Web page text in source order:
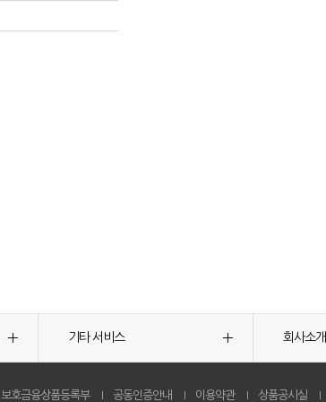
기타 서비스 회사소개
보호금융상품등록부 공동인증안내 이용약관 상품공시실